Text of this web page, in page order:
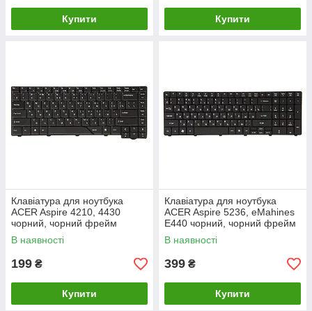
Купити Купити
Клавiатура для ноутбука
ACER Aspire 4210, 4430
чoрний, чoрний фрейм
В наявності
199 ₴
Купити
Клавiатура для ноутбука
ACER Aspire 5236, eMahines
E440 чoрний, чoрний фрейм
В наявності
399 ₴
Купити